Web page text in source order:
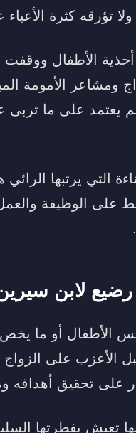
تؤرقه كثرة الأعباء
الأطفال
ومشاعر الأمومة
يعتمد على ما
التي يرتبها
على الوظيفة
لابن
الأطفال أو ما
الأعزب على الزواج
على تحقيق أهدافه
تعيش بفطرتها